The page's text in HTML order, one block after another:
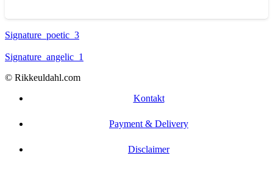
Signature_poetic_3
Signature_angelic_1
© Rikkeuldahl.com
Kontakt
Payment & Delivery
Disclaimer